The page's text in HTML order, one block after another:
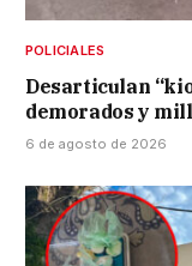
POLICIALES
Desarticulan
demorados y
6 de agosto de 2026